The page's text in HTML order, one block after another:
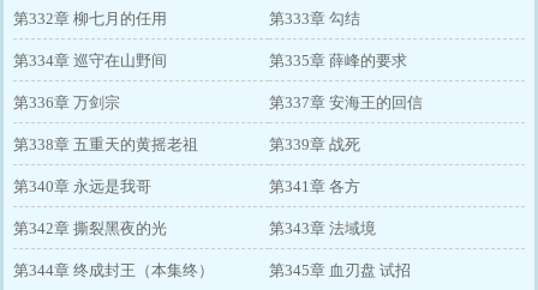
第332章 柳七月的任用 第333章 勾结
第334章 巡守在山野间 第335章 薛峰的要求
第336章 万剑宗 第337章 安海王的回信
第338章 五重天的黄摇老祖 第339章 战死
第340章 永远是我哥 第341章 各方
第342章 撕裂黑夜的光 第343章 法域境
第344章 终成封王（本集终） 第345章 血刃盘 试招